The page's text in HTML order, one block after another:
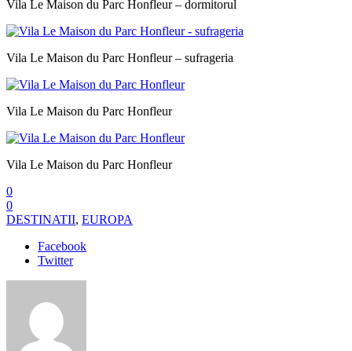
Vila Le Maison du Parc Honfleur – dormitorul
Vila Le Maison du Parc Honfleur – sufrageria
Vila Le Maison du Parc Honfleur
Vila Le Maison du Parc Honfleur
0
0
DESTINATII, EUROPA
Facebook
Twitter